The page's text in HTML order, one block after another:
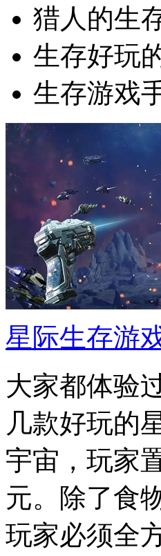
猎人的生
生存好玩
生存游戏
星际生存游
大家都体验
几款好玩的
宇宙，玩家
元。除了食
玩家必须全